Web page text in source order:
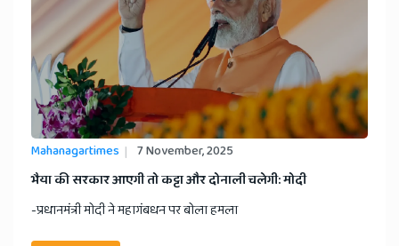
Mahanagartimes 7 November, 2025
भैया की सरकार आएगी तो कट्टा और दोनाली चलेगी: मोदी
-प्रधानमंत्री मोदी ने महागंबधन पर बोला हमला